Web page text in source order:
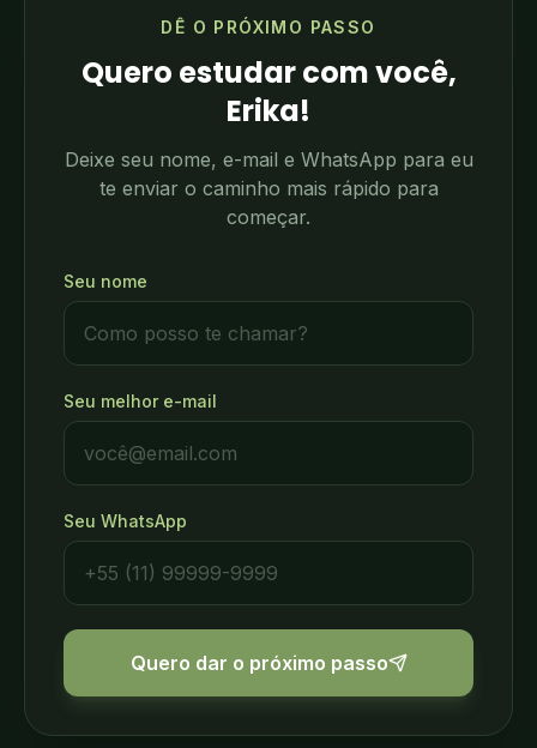
DÊ O PRÓXIMO PASSO
Quero estudar com você,
Erika!
Deixe seu nome, e-mail e WhatsApp para eu
te enviar o caminho mais rápido para
começar.
Seu nome
Seu melhor e-mail
Seu WhatsApp
Quero dar o próximo passo